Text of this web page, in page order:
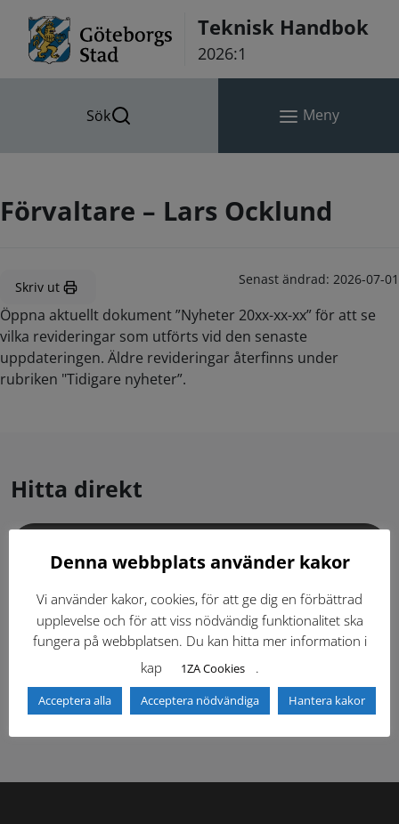
Teknisk Handbok
2026:1
Sök Meny
Förvaltare – Lars Ocklund
Skriv ut Senast ändrad: 2026-07-01
Öppna aktuellt dokument ”Nyheter 20xx-xx-xx” för att se
vilka revideringar som utförts vid den senaste
uppdateringen. Äldre revideringar återfinns under
rubriken "Tidigare nyheter”.
Hitta direkt
Dokumentbibliotek Kontaktlista
Tidigare versioner Nyheter
Säkerhetsordningen
Denna webbplats använder kakor
Vi använder kakor, cookies, för att ge dig en förbättrad
upplevelse och för att viss nödvändig funktionalitet ska
fungera på webbplatsen. Du kan hitta mer information i
kap
1ZA Cookies .
Acceptera alla Acceptera nödvändiga Hantera kakor